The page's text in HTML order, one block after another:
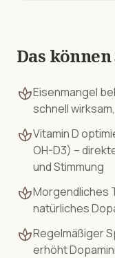
Das
spaEisenmangel
schnell
spaVitamin D
OH-D3) –
und Stimmung
spaMorgendliches
natürliches
spaRegelmäßiger
erhöht